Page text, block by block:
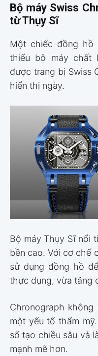
Bộ máy Swiss
từ Thụy Sĩ
Một chiếc đồng hồ
thiếu bộ máy chất
được trang bị Swiss
hiển thị ngày.
Bộ máy Thụy Sĩ nổi
bền cao. Với cơ chế
sử dụng đồng hồ
thực dụng, vừa tăng
Chronograph
một yếu tố thẩm
số tạo chiều sâu và
mạnh mẽ hơn.